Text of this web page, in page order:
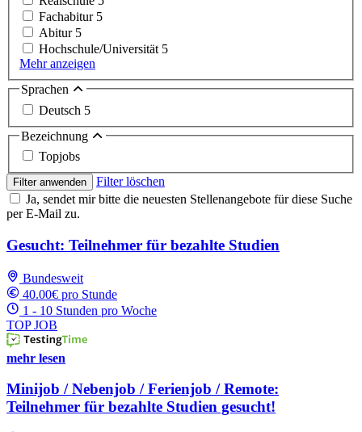
Fachabitur 5
Abitur 5
Hochschule/Universität 5
Mehr anzeigen
Sprachen
Deutsch 5
Bezeichnung
Topjobs
Filter anwenden
Filter löschen
Ja, sendet mir bitte die neuesten Stellenangebote für diese Suche
per E-Mail zu.
Gesucht: Teilnehmer für bezahlte Studien
Bundesweit
40.00€ pro Stunde
1 - 10 Stunden pro Woche
TOP JOB
mehr lesen
Minijob / Nebenjob / Ferienjob / Remote:
Teilnehmer für bezahlte Studien gesucht!